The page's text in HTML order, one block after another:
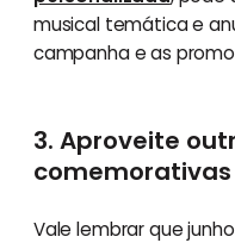
musical temática e
campanha e as
3. Aproveite
comemorativas
Vale lembrar que